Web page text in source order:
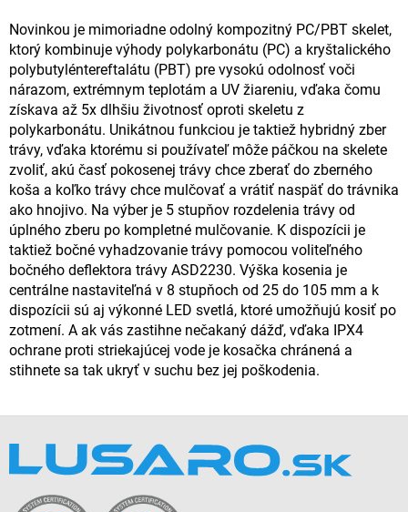
Novinkou je mimoriadne odolný kompozitný PC/PBT skelet,
ktorý kombinuje výhody polykarbonátu (PC) a kryštalického
polybutyléntereftalátu (PBT) pre vysokú odolnosť voči
nárazom, extrémnym teplotám a UV žiareniu, vďaka čomu
získava až 5x dlhšiu životnosť oproti skeletu z
polykarbonátu. Unikátnou funkciou je taktiež hybridný zber
trávy, vďaka ktorému si používateľ môže páčkou na skelete
zvoliť, akú časť pokosenej trávy chce zberať do zberného
koša a koľko trávy chce mulčovať a vrátiť naspäť do trávnika
ako hnojivo. Na výber je 5 stupňov rozdelenia trávy od
úplného zberu po kompletné mulčovanie. K dispozícii je
taktiež bočné vyhadzovanie trávy pomocou voliteľného
bočného deflektora trávy ASD2230. Výška kosenia je
centrálne nastaviteľná v 8 stupňoch od 25 do 105 mm a k
dispozícii sú aj výkonné LED svetlá, ktoré umožňujú kosiť po
zotmení. A ak vás zastihne nečakaný dážď, vďaka IPX4
ochrane proti striekajúcej vode je kosačka chránená a
stihnete sa tak ukryť v suchu bez jej poškodenia.